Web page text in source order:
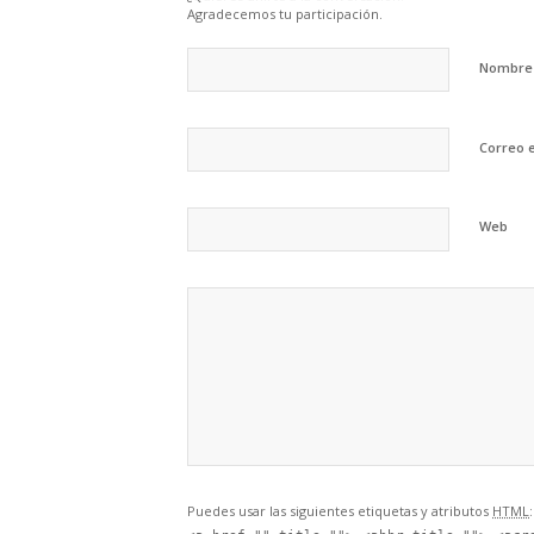
Agradecemos tu participación.
Nombre
Correo
Web
Puedes usar las siguientes etiquetas y atributos HTML: